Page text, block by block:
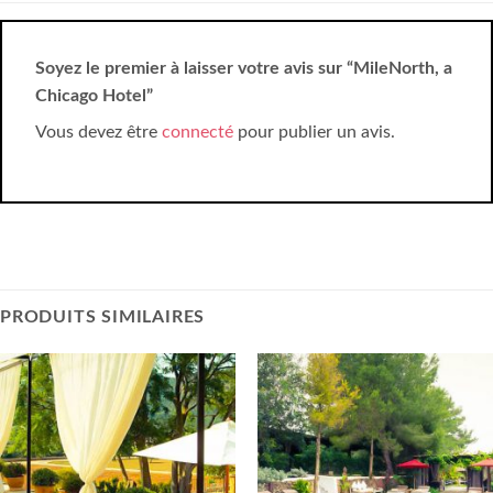
Soyez le premier à laisser votre avis sur “MileNorth, a
Chicago Hotel”
Vous devez être connecté pour publier un avis.
PRODUITS SIMILAIRES